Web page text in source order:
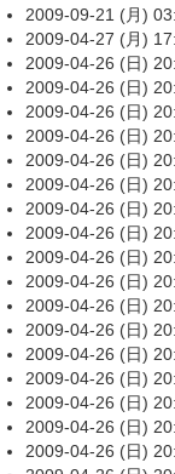
2009-09-21 (月)
2009-04-27 (月)
2009-04-26 (日)
2009-04-26 (日)
2009-04-26 (日)
2009-04-26 (日)
2009-04-26 (日)
2009-04-26 (日)
2009-04-26 (日)
2009-04-26 (日)
2009-04-26 (日)
2009-04-26 (日)
2009-04-26 (日)
2009-04-26 (日)
2009-04-26 (日)
2009-04-26 (日)
2009-04-26 (日)
2009-04-26 (日)
2009-04-26 (日)